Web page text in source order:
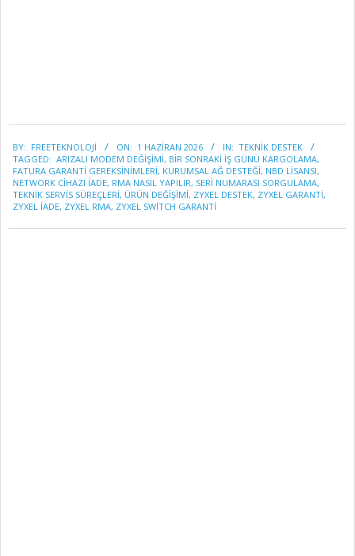
06-
01
BY: FREETEKNOLOJI ON: 1 HAZIRAN 2026 IN: TEKNİK DESTEK
TAGGED: ARIZALI MODEM DEĞIŞIMI, BIR SONRAKI IŞ GÜNÜ KARGOLAMA,
FATURA GARANTI GEREKSINIMLERI, KURUMSAL AĞ DESTEĞI, NBD LISANSI,
NETWORK CIHAZI IADE, RMA NASIL YAPILIR, SERI NUMARASI SORGULAMA,
TEKNIK SERVIS SÜREÇLERI, ÜRÜN DEĞIŞIMI, ZYXEL DESTEK, ZYXEL GARANTI,
ZYXEL IADE, ZYXEL RMA, ZYXEL SWITCH GARANTI